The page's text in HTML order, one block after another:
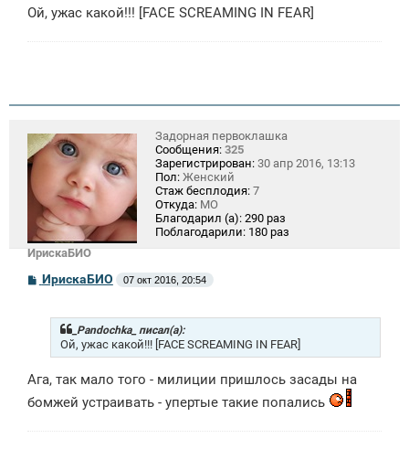
Ой, ужас какой!!! [FACE SCREAMING IN FEAR]
ИрискаБИО
Задорная первоклашка
Сообщения: 325
Зарегистрирован: 30 апр 2016, 13:13
Пол: Женский
Стаж бесплодия: 7
Откуда: МО
Благодарил (а): 290 раз
Поблагодарили: 180 раз
С
е
ИрискаБИО 07 окт 2016, 20:54
_Pandochka_ писал(а):
Ой, ужас какой!!! [FACE SCREAMING IN FEAR]
Ага, так мало того - милиции пришлось засады на
бомжей устраивать - упертые такие попались